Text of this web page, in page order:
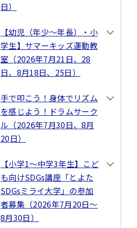
日）
【幼児（年少～年長）・小
学生】サマーキッズ運動教
室（2026年7月21日、28
日、8月18日、25日）
手で叩こう！身体でリズム
を感じよう！ドラムサーク
ル（2026年7月30日、8月
20日）
【小学1～中学3年生】こど
も向けSDGs講座「とよた
SDGsミライ大学」の参加
者募集（2026年7月20日～
8月30日）